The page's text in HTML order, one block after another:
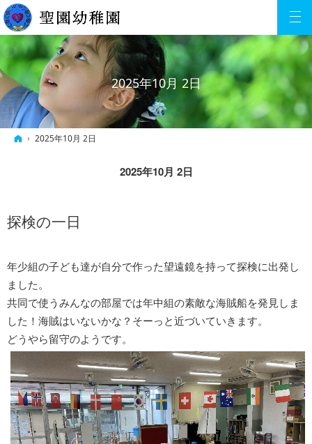
2025年10月 2日
ホーム
2025年10月 2日
2025年10月 2日
探検の一日
年少組の子ども達が自分で作った望遠鏡を持って探検に出発し
ました。
共同で使うみんなの部屋では年中組の素敵な海賊船を発見しま
した！海賊はいないかな？そーっと近づいていきます。
どうやら留守のようです。